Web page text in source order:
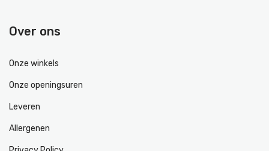
Over ons
Onze winkels
Onze openingsuren
Leveren
Allergenen